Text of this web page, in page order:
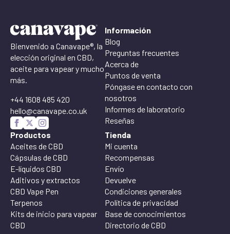
Bienvenido a Canavape®, la
elección original en CBD,
aceite para vapear y mucho
más.
+44 1608 485 420
hello@canavape.co.uk
Información
Blog
Preguntas frecuentes
Acerca de
Puntos de venta
Póngase en contacto con
nosotros
Informes de laboratorio
Reseñas
Productos
Aceites de CBD
Cápsulas de CBD
E-líquidos CBD
Aditivos y extractos
CBD Vape Pen
Terpenos
Kits de inicio para vapear
CBD
Tienda
Mi cuenta
Recompensas
Envío
Devuelve
Condiciones generales
Política de privacidad
Base de conocimientos
Directorio de CBD